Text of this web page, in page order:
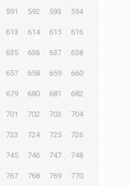
591 592 593 594
613 614 615 616
635 636 637 638
657 658 659 660
679 680 681 682
701 702 703 704
723 724 725 726
745 746 747 748
767 768 769 770